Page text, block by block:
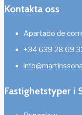
Kontakta oss
Apartado de
+34 639 28 69
Fastighetstyper i